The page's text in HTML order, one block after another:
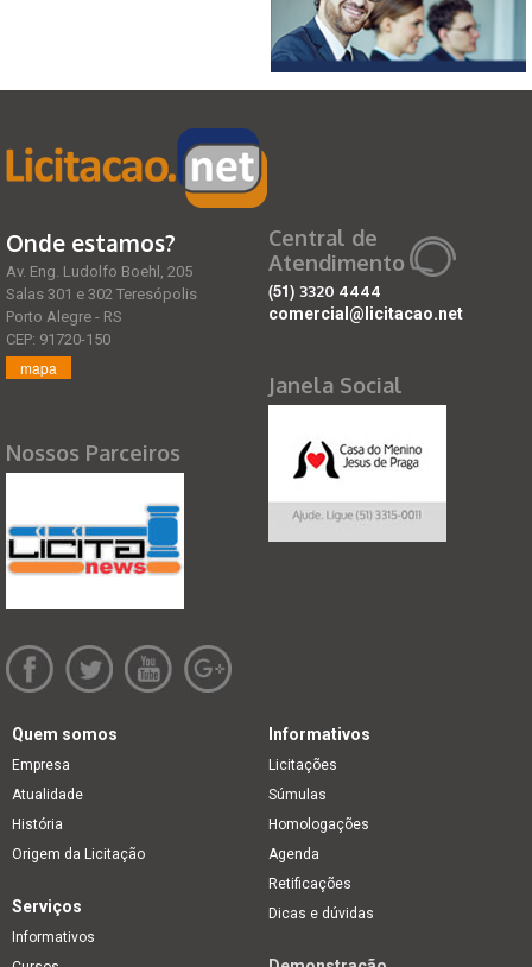
Onde estamos?
Av. Eng. Ludolfo Boehl, 205
Salas 301 e 302 Teresópolis
Porto Alegre - RS
CEP: 91720-150
mapa
Nossos Parceiros
Central de
Atendimento
(51) 3320 4444
comercial@licitacao.net
Janela Social
Quem somos
Empresa
Atualidade
História
Origem da Licitação
Informativos
Licitações
Súmulas
Homologações
Agenda
Retificações
Dicas e dúvidas
Serviços
Informativos